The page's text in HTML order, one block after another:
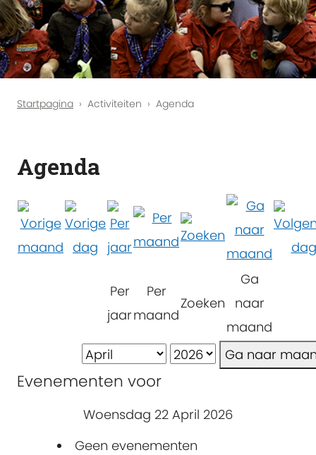
Startpagina Activiteiten Agenda
Agenda
Per
jaar
Per
maand
Zoeken
Ga
naar
maand
Ga naar
Evenementen voor
Woensdag 22 April 2026
Geen evenementen